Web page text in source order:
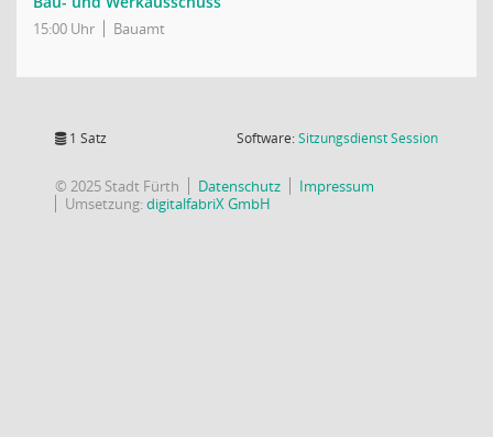
15:00 Uhr Bauamt
1 Satz Software:SitzungsdienstSession(Wird in
© 2025 Stadt Fürth Datenschutz
Impressum
Umsetzung:digitalfabriX GmbH